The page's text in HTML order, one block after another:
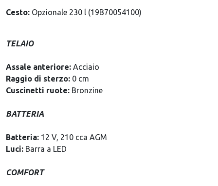
Cesto: Opzionale 230 l (19B70054100)
TELAIO
Assale anteriore: Acciaio
Raggio di sterzo: 0 cm
Cuscinetti ruote: Bronzine
BATTERIA
Batteria: 12 V, 210 cca AGM
Luci: Barra a LED
COMFORT
PRIMO7